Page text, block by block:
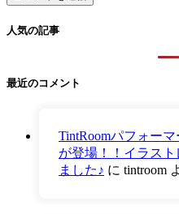
人気の記事
最近のコメント
TintRoomパフォー
が登場！！イラス
ました♪ に tintroom